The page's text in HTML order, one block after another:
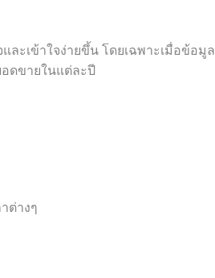
ละเข้าใจง่ายขึ้น โดยเฉพาะเมื่อข้อมูล
ดขายในแต่ละปี
ต่างๆ